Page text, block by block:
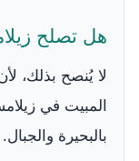
هل تصلح
لا يُنصح بذلك،
المبيت في
بالبحيرة والجبال.